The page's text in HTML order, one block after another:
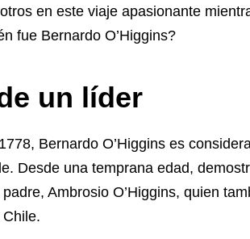
en este viaje apasionante
fue Bernardo O’Higgins?
un líder
Bernardo O’Higgins es
Desde una temprana edad,
Ambrosio O’Higgins, quien
Chile.